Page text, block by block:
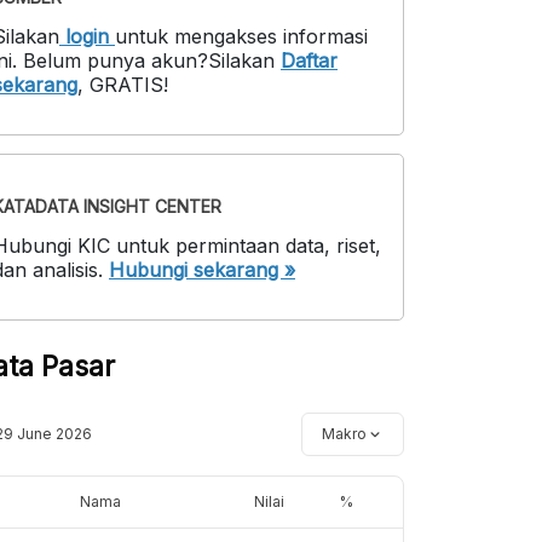
login untuk mengakses informasi
. Belum punya akun?Silakan Daftar
, GRATIS!
INSIGHT CENTER
KIC untuk permintaan data, riset,
analisis. Hubungi sekarang »
Pasar
June 2026 Makro
Nama Nilai %